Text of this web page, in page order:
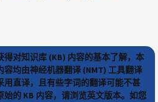
得对知识库 (KB) 内容的基本了解，本
容均由神经机器翻译 (NMT) 工具翻译
用直译，且有些字词的翻译可能不甚
始的 KB 内容，请浏览英文版本。如您